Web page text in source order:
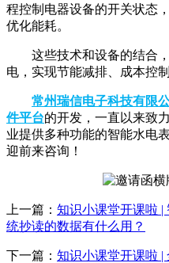
程控制电器设备的开关状态
优化能耗。
这些技术和设备的结合
电，实现节能减排、成本控
常州瑞信电子科技有限
件平台的开发，一直以来致
业提供多种功能的智能水电
迎前来咨询！
上一篇： 知识小课堂开课啦 |
统抄读的数据有什么用？
下一篇： 知识小课堂开课啦 |